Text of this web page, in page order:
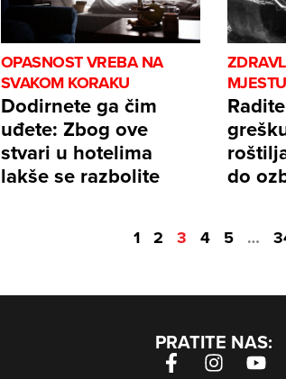
OPASNOST VREBA NA
SVAKOM KORAKU
Dodirnete ga čim
uđete: Zbog ove
stvari u hotelima
lakše se razbolite
MJESTU
do
1 2 3 4 5 …
PRATITE NAS: